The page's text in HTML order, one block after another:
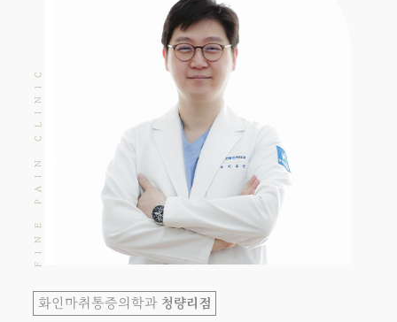
F
INE
P
AIN
C
LINIC
화인마취통증의학과 청량리점